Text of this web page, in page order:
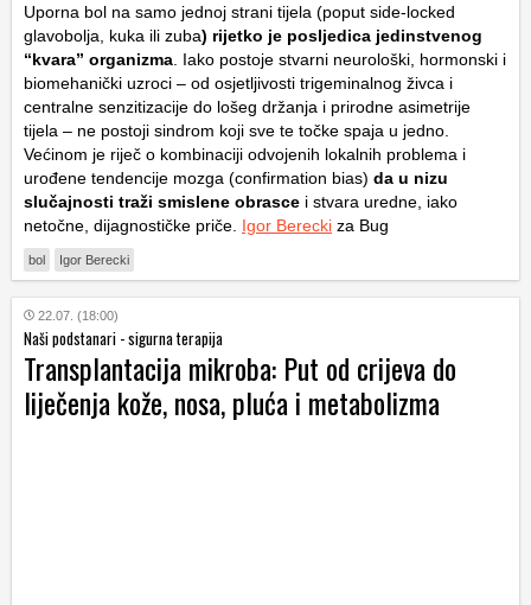
Uporna bol na samo jednoj strani tijela (poput side-locked
glavobolja, kuka ili zuba) rijetko je posljedica jedinstvenog
“kvara” organizma . Iako postoje stvarni neurološki, hormonski i
biomehanički uzroci – od osjetljivosti trigeminalnog živca i
centralne senzitizacije do lošeg držanja i prirodne asimetrije
tijela – ne postoji sindrom koji sve te točke spaja u jedno.
Većinom je riječ o kombinaciji odvojenih lokalnih problema i
urođene tendencije mozga (confirmation bias) da u nizu
slučajnosti traži smislene obrasce i stvara uredne, iako
netočne, dijagnostičke priče. Igor Berecki za Bug
bol Igor Berecki
22.07. (18:00)
Naši podstanari - sigurna terapija
Transplantacija mikroba: Put od crijeva do
liječenja kože, nosa, pluća i metabolizma